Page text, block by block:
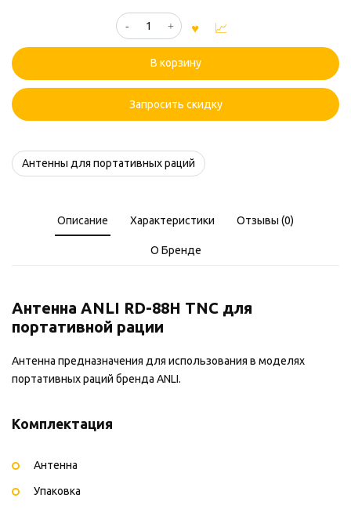
Количество
товара
RD-
88H
TNC
В корзину
Запросить скидку
Антенны для портативных раций
Описание Характеристики Отзывы (0)
О Бренде
Антенна ANLI RD-88H TNC для
портативной рации
Антенна предназначения для использования в моделях
портативных раций бренда ANLI.
Комплектация
Антенна
Упаковка